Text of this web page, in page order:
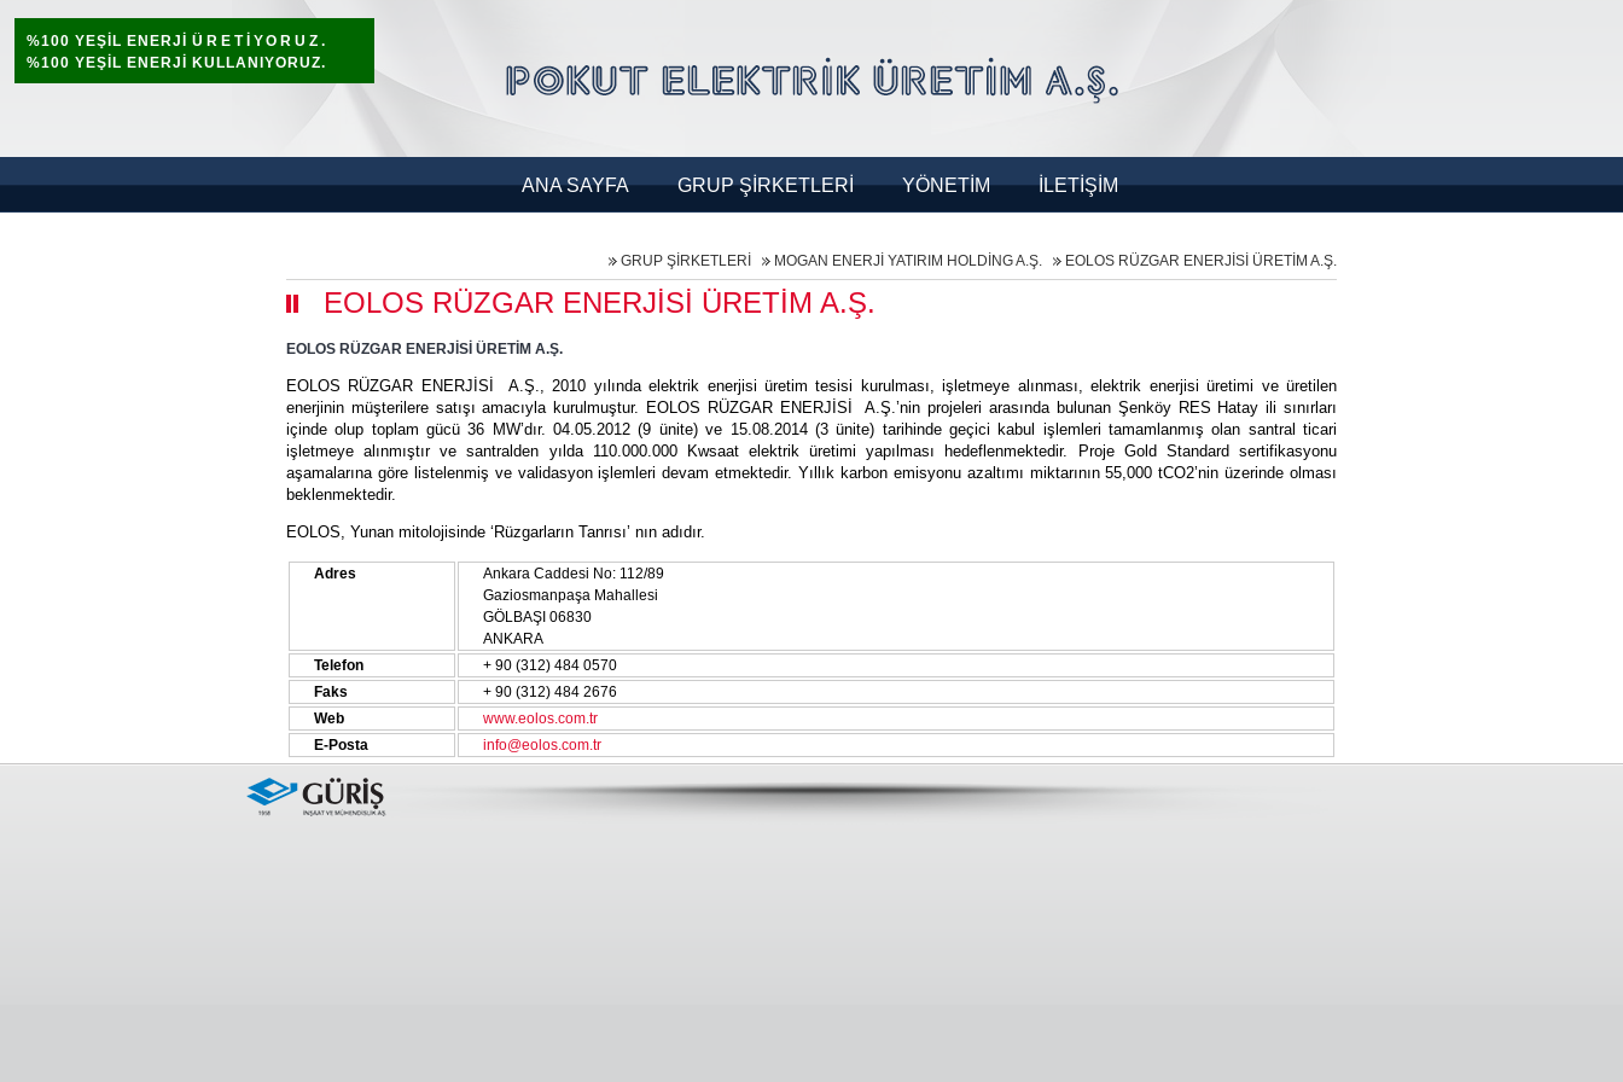
%100 YEŞİL ENERJİ ÜRETİYORUZ.
%100 YEŞİL ENERJİ KULLANIYORUZ.
ANA SAYFA GRUP ŞİRKETLERİ YÖNETİM İLETİŞİM
GRUP ŞİRKETLERİ MOGAN ENERJİ YATIRIM HOLDİNG A.Ş. EOLOS RÜZGAR ENERJİSİ ÜRETİM A.Ş.
EOLOS RÜZGAR ENERJİSİ ÜRETİM A.Ş.
EOLOS RÜZGAR ENERJİSİ ÜRETİM A.Ş.
EOLOS RÜZGAR ENERJİSİ A.Ş., 2010 yılında elektrik enerjisi üretim tesisi kurulması, işletmeye alınması, elektrik enerjisi üretimi ve üretilen
enerjinin müşterilere satışı amacıyla kurulmuştur. EOLOS RÜZGAR ENERJİSİ A.Ş.’nin projeleri arasında bulunan Şenköy RES Hatay ili sınırları
içinde olup toplam gücü 36 MW’dır. 04.05.2012 (9 ünite) ve 15.08.2014 (3 ünite) tarihinde geçici kabul işlemleri tamamlanmış olan santral ticari
işletmeye alınmıştır ve santralden yılda 110.000.000 Kwsaat elektrik üretimi yapılması hedeflenmektedir. Proje Gold Standard sertifikasyonu
aşamalarına göre listelenmiş ve validasyon işlemleri devam etmektedir. Yıllık karbon emisyonu azaltımı miktarının 55,000 tCO2’nin üzerinde olması
beklenmektedir.
EOLOS, Yunan mitolojisinde ‘Rüzgarların Tanrısı’ nın adıdır.
Adres
Ankara Caddesi No: 112/89
Gaziosmanpaşa Mahallesi
GÖLBAŞI 06830
ANKARA
Telefon
+ 90 (312) 484 0570
Faks
+ 90 (312) 484 2676
Web
www.eolos.com.tr
E-Posta
info@eolos.com.tr